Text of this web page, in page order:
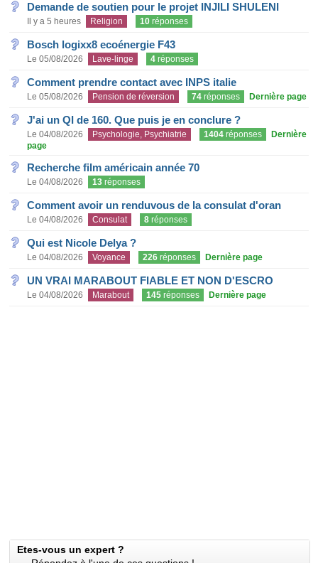
Demande de soutien pour le projet INJILI SHULENI
Il y a 5 heures Religion 10 réponses
Bosch logixx8 ecoénergie F43
Le 05/08/2026 Lave-linge 4 réponses
Comment prendre contact avec INPS italie
Le 05/08/2026 Pension de réversion 74 réponses Dernière page
J'ai un QI de 160. Que puis je en conclure ?
Le 04/08/2026 Psychologie, Psychiatrie 1404 réponses
Dernière
page
Recherche film américain année 70
Le 04/08/2026 13 réponses
Comment avoir un renduvous de la consulat d'oran
Le 04/08/2026 Consulat 8 réponses
Qui est Nicole Delya ?
Le 04/08/2026 Voyance 226 réponses Dernière page
UN VRAI MARABOUT FIABLE ET NON D'ESCRO
Le 04/08/2026 Marabout 145 réponses Dernière page
Etes-vous un expert ?